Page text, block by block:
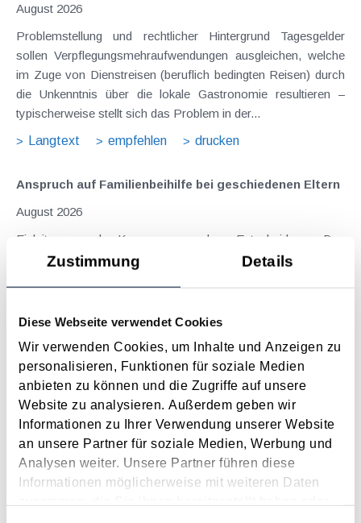
Zustimmung Details
Diese Webseite verwendet Cookies
Wir verwenden Cookies, um Inhalte und Anzeigen zu
personalisieren, Funktionen für soziale Medien
anbieten zu können und die Zugriffe auf unsere
Website zu analysieren. Außerdem geben wir
Informationen zu Ihrer Verwendung unserer Website
an unsere Partner für soziale Medien, Werbung und
Analysen weiter. Unsere Partner führen diese
Informationen möglicherweise mit weiteren Daten
August 2026
Problemstellung und rechtlicher Hintergrund Tagesgelder
sollen Verpflegungsmehraufwendungen ausgleichen, welche
im Zuge von Dienstreisen (beruflich bedingten Reisen) durch
die Unkenntnis über die lokale Gastronomie resultieren –
typischerweise stellt sich das Problem in der...
Langtext
empfehlen drucken
Anspruch auf Familienbeihilfe bei geschiedenen Eltern
August 2026
Einleitung und Kernaussage der Entscheidung Das
Bundesfinanzgericht (GZ RV/7103366/2025 vom 10.02.2026)
wenn sich das Kind tatsächlich überwiegend im Haushalt
Langtext
empfehlen drucken
Suche im Archiv
Suche nach Begriffen
Suche nach Datum
Suche in Schlagwortliste